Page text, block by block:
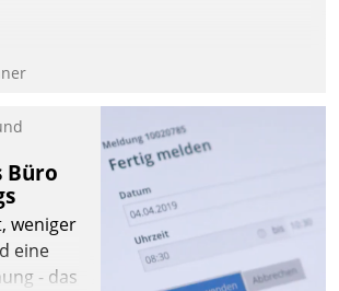
Büro
weniger
eine
- das